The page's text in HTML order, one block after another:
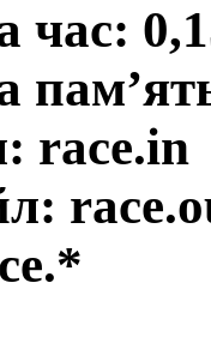
час:
race.in